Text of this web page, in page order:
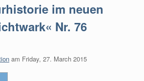
im neuen
Nr. 76
am Friday, 27. March 2015